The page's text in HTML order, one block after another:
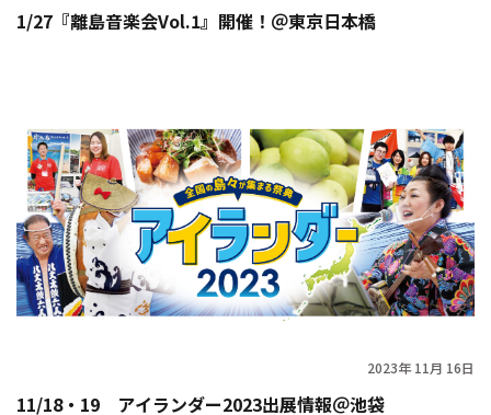
1/27『離島音楽会Vol.1』開催！＠東京日本橋
2023年 11月 16日
11/18・19 アイランダー2023出展情報＠池袋